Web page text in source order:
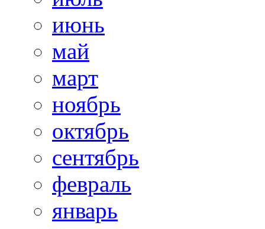
июнь
май
март
ноябрь
октябрь
сентябрь
февраль
январь